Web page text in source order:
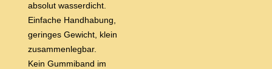
absolut wasserdicht.
Einfache Handhabung,
geringes Gewicht, klein
zusammenlegbar.
Kein Gummiband im